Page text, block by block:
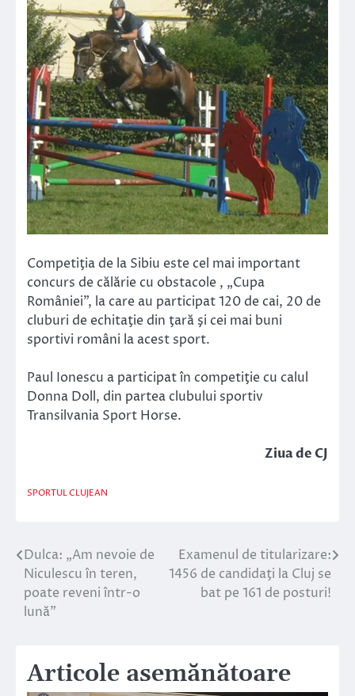
Competiţia de la Sibiu este cel mai important
concurs de călărie cu obstacole , „Cupa
României”, la care au participat 120 de cai, 20 de
cluburi de echitaţie din ţară şi cei mai buni
sportivi români la acest sport.
Paul Ionescu a participat în competiţie cu calul
Donna Doll, din partea clubului sportiv
Transilvania Sport Horse.
Ziua de CJ
SPORTUL CLUJEAN
Navigare
în
articole
Dulca: „Am nevoie de
Niculescu în teren,
poate reveni într-o
lună”
Examenul de titularizare:
1456 de candidaţi la Cluj se
bat pe 161 de posturi!
Articole asemănătoare